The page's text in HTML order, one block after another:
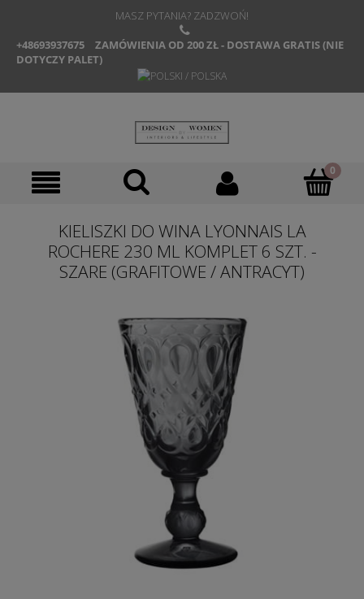
MASZ PYTANIA? ZADZWOŃ!
+48693937675
ZAMÓWIENIA OD 200 ZŁ - DOSTAWA GRATIS (NIE
DOTYCZY PALET)
KIELISZKI DO WINA LYONNAIS LA
ROCHERE 230 ML KOMPLET 6 SZT. -
SZARE (GRAFITOWE / ANTRACYT)